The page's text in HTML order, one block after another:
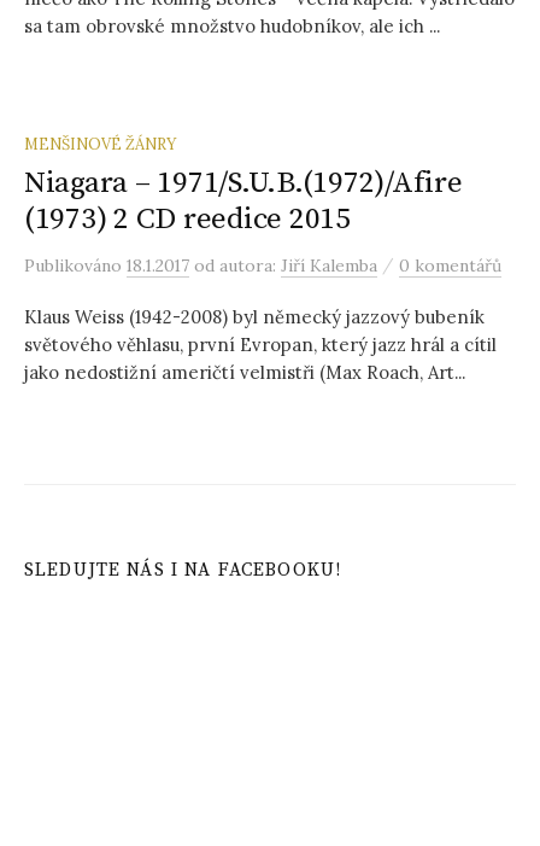
sa tam obrovské množstvo hudobníkov, ale ich ...
MENŠINOVÉ ŽÁNRY
Niagara – 1971/S.U.B.(1972)/Afire
(1973) 2 CD reedice 2015
Publikováno 18.1.2017 od autora: Jiří Kalemba / 0 komentářů
Klaus Weiss (1942-2008) byl německý jazzový bubeník
světového věhlasu, první Evropan, který jazz hrál a cítil
jako nedostižní američtí velmistři (Max Roach, Art...
SLEDUJTE NÁS I NA FACEBOOKU!